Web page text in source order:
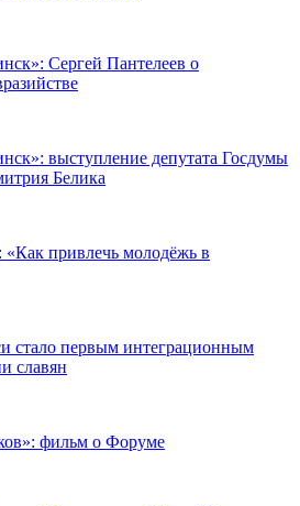
Сергей Пантелеев о
выступление депутата Госдумы
Белика
«Как привлечь молодёжь в
стало первым интеграционным
славян
фильм о Форуме